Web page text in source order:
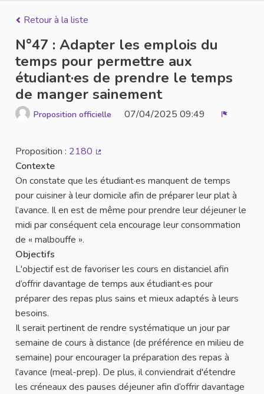
Retour à la liste
N°47 : Adapter les emplois du
temps pour permettre aux
étudiant·es de prendre le temps
de manger sainement
Proposition officielle 07/04/2025 09:49
Proposition : 2180
Contexte
On constate que les étudiant·es manquent de temps
pour cuisiner à leur domicile afin de préparer leur plat à
l’avance. Il en est de même pour prendre leur déjeuner le
midi par conséquent cela encourage leur consommation
de « malbouffe ».
Objectifs
L'objectif est de favoriser les cours en distanciel afin
d’offrir davantage de temps aux étudiant·es pour
préparer des repas plus sains et mieux adaptés à leurs
besoins.
Il serait pertinent de rendre systématique un jour par
semaine de cours à distance (de préférence en milieu de
semaine) pour encourager la préparation des repas à
l'avance (meal-prep). De plus, il conviendrait d'étendre
les créneaux des pauses déjeuner afin d’offrir davantage